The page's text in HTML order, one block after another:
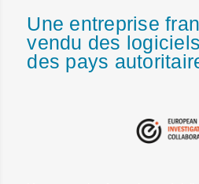
Une entreprise
vendu des
des pays